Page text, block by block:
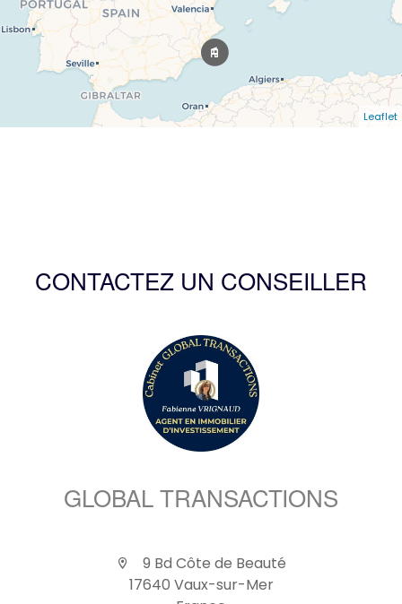
Leaflet
CONTACTEZ UN CONSEILLER
GLOBAL TRANSACTIONS
9 Bd Côte de Beauté
17640 Vaux-sur-Mer